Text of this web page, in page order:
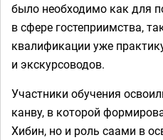
было необходимо как для
в сфере гостеприимства,
квалификации уже
и экскурсоводов.
Участники обучения
канву, в которой
Хибин, но и роль саами в